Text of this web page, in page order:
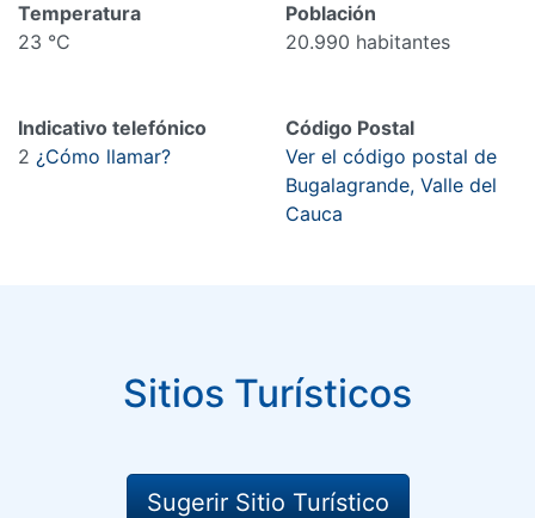
Temperatura
23 °C
Población
20.990 habitantes
Indicativo telefónico
2 ¿Cómo llamar?
Código Postal
Ver el código postal de
Bugalagrande, Valle del
Cauca
Sitios Turísticos
Sugerir Sitio Turístico